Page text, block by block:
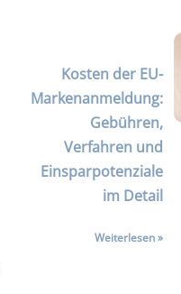
Kosten der EU-
Markenanmeldung:
Gebühren,
Verfahren und
Einsparpotenziale
im Detail
Weiterlesen »